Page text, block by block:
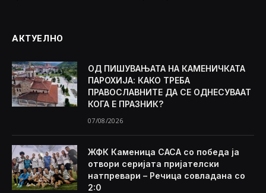
АКТУЕЛНО
ОД ПИШУВАЊАТА НА КАМЕНИЧКАТА
ПАРОХИЈА: КАКО ТРЕБА
ПРАВОСЛАВНИТЕ ДА СЕ ОДНЕСУВААТ
КОГА Е ПРАЗНИК?
07/08/2026
ЖФК Каменица САСА со победа ја
отвори серијата пријателски
натпревари – Речица совладана со
2:0